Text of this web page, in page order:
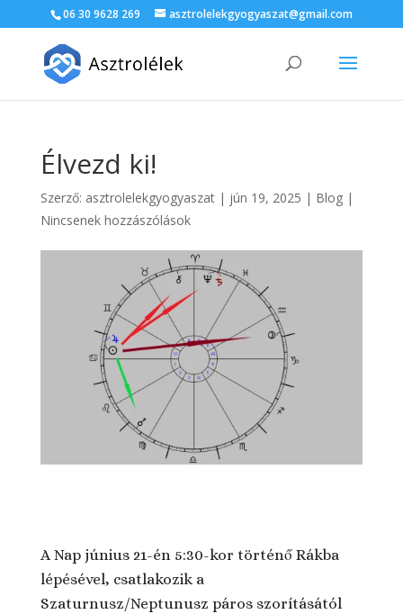
06 30 9628 269 asztrolelekgyogyaszat@gmail.com
Élvezd ki!
Szerző: asztrolelekgyogyaszat| jún 19, 2025 | Blog|
Nincsenek hozzászólások
A Nap június 21-én 5:30-kor történő Rákba
lépésével, csatlakozik a
Szaturnusz/Neptunusz páros szorításától